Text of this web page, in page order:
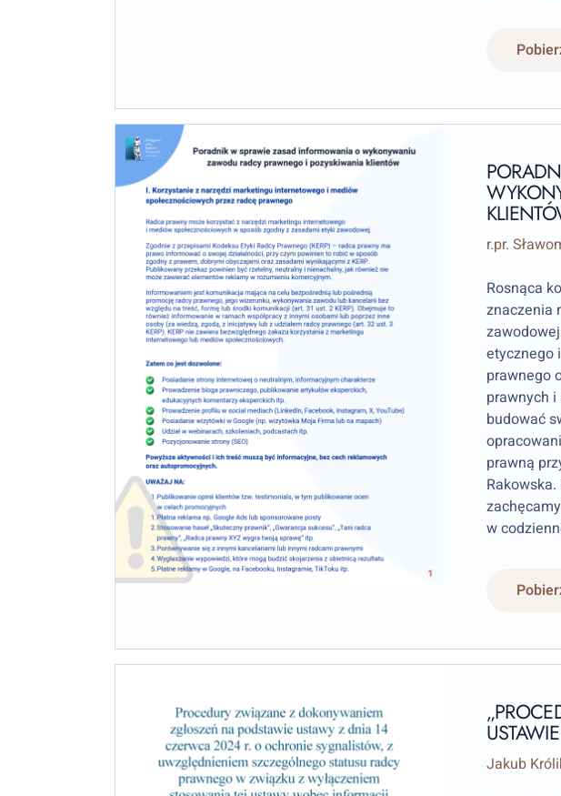
r.pr.
Rosnąca
znaczenia
etycznego
prawnego
prawnych
budować
prawną
w
Jakub